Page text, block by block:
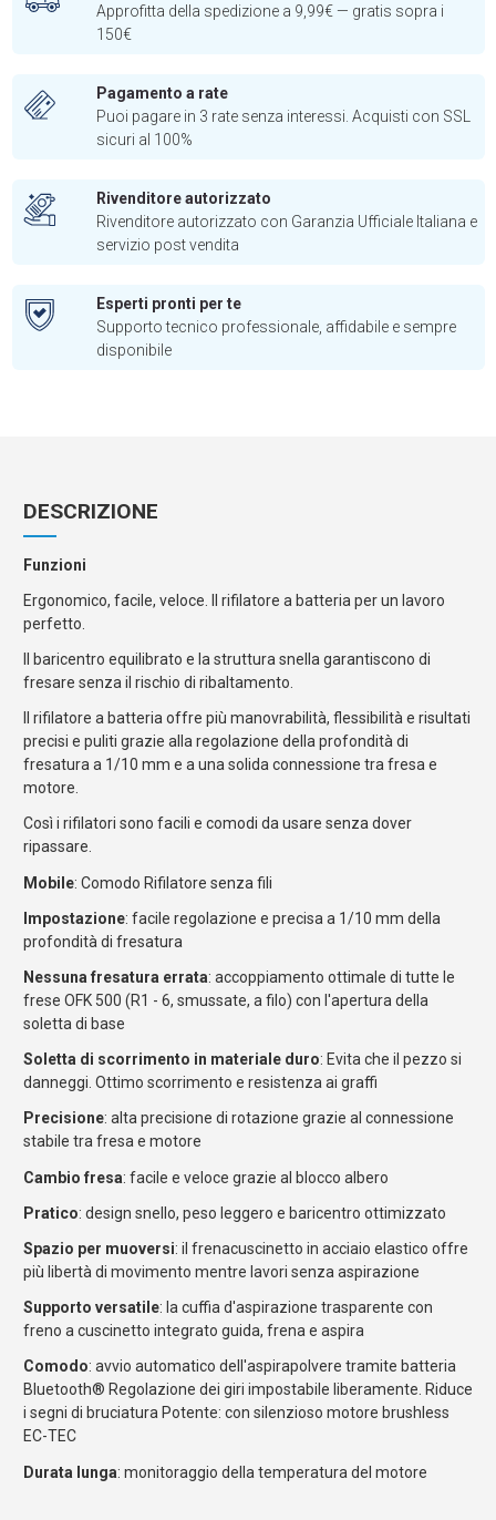
Approfitta della spedizione a 9,99€ — gratis sopra i
150€
Pagamento a rate
Puoi pagare in 3 rate senza interessi. Acquisti con SSL
sicuri al 100%
Rivenditore autorizzato
Rivenditore autorizzato con Garanzia Ufficiale Italiana e
servizio post vendita
Esperti pronti per te
Supporto tecnico professionale, affidabile e sempre
disponibile
DESCRIZIONE
Funzioni
Ergonomico, facile, veloce. Il rifilatore a batteria per un lavoro
perfetto.
Il baricentro equilibrato e la struttura snella garantiscono di
fresare senza il rischio di ribaltamento.
Il rifilatore a batteria offre più manovrabilità, flessibilità e risultati
precisi e puliti grazie alla regolazione della profondità di
fresatura a 1/10 mm e a una solida connessione tra fresa e
motore.
Così i rifilatori sono facili e comodi da usare senza dover
ripassare.
Mobile: Comodo Rifilatore senza fili
Impostazione: facile regolazione e precisa a 1/10 mm della
profondità di fresatura
Nessuna fresatura errata: accoppiamento ottimale di tutte le
frese OFK 500 (R1 - 6, smussate, a filo) con l'apertura della
soletta di base
Soletta di scorrimento in materiale duro: Evita che il pezzo si
danneggi. Ottimo scorrimento e resistenza ai graffi
Precisione: alta precisione di rotazione grazie al connessione
stabile tra fresa e motore
Cambio fresa: facile e veloce grazie al blocco albero
Pratico: design snello, peso leggero e baricentro ottimizzato
Spazio per muoversi: il frenacuscinetto in acciaio elastico offre
più libertà di movimento mentre lavori senza aspirazione
Supporto versatile: la cuffia d'aspirazione trasparente con
freno a cuscinetto integrato guida, frena e aspira
Comodo: avvio automatico dell'aspirapolvere tramite batteria
Bluetooth® Regolazione dei giri impostabile liberamente. Riduce
i segni di bruciatura Potente: con silenzioso motore brushless
EC-TEC
Durata lunga: monitoraggio della temperatura del motore